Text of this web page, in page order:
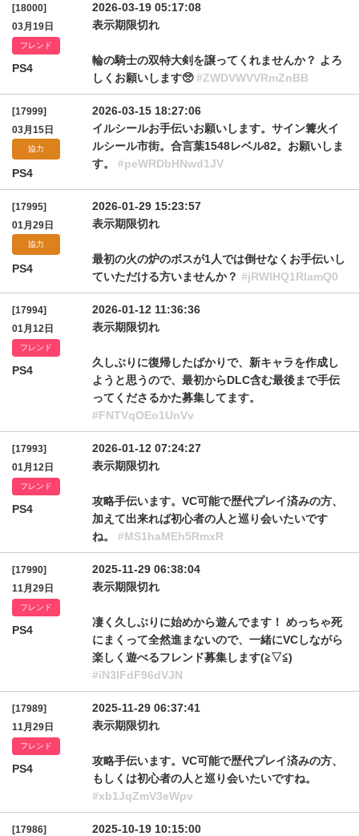
[18000]
03月19日
フレンド
PS4
2026-03-19 05:17:08
表示期限切れ
輪の騎士の双特大剣を譲ってくれませんか？ よろ
しくお願いします🥺#ZWDVWVVRmZnBB
[17999]
03月15日
協力
PS4
2026-03-15 18:27:06
イルシールお手伝いお願いします。サイン篝火イ
ルシール市街。合言葉1548レベル82。お願いしま
す。 #peWRDbHNwd1JV
[17995]
01月29日
協力
PS4
2026-01-29 15:23:57
表示期限切れ
最初の火の炉のボスが1人では倒せなくお手伝いし
ていただける方いませんか？ #jRWlHQ1RIamQ0
[17994]
01月12日
フレンド
PS4
2026-01-12 11:36:36
表示期限切れ
久しぶりに復帰したばかりで、新キャラを作成し
ようと思うので、最初からDLC含む最後まで手伝
ってくださるかた募集してます。
#FNTVqOEo1UnVv
[17993]
01月12日
フレンド
PS4
2026-01-12 07:24:27
表示期限切れ
攻略手伝います。VC可能で歴代プレイ済みの方、
加えて出来れば初心者の人と巡り会いたいです
ね。 #MS1haMEh5RmxR
[17990]
11月29日
フレンド
PS4
2025-11-29 06:38:04
表示期限切れ
凄く久しぶりに始めから遊んでます！ めっちゃ死
にまくって全然進まないので、一緒にVCしながら
楽しく遊べるフレンド募集します(⁠≧⁠▽⁠≦⁠)
#iN3lFdF96dVJN
[17989]
11月29日
フレンド
PS4
2025-11-29 06:37:41
表示期限切れ
攻略手伝います。VC可能で歴代プレイ済みの方、
もしくは初心者の人と巡り会いたいですね。
#xb1JqZmV3eWpv
[17986]
2025-10-19 10:15:00